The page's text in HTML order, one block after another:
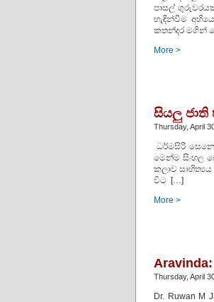
පාසල්
හැඳින්වීම
කතන්දර මගින්
More >
සියලු
Thursday, April
ධර්මසිරි
මෙන්ම සිංහල
කලාව
විට […]
More >
Thursday, April
Dr. Ruwan M